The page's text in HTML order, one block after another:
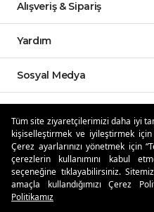
Tüm site ziyaretçilerimizi daha iyi
kişiselleştirmek ve iyileştirmek
Çerez ayarlarınızı yönetmek için
çerezlerin kullanımını kabul
seçeneğine tıklayabilirsiniz.
amaçla kullandığımızı Çerez
Politikamız
Alışveriş & Sipariş
Yardım
Sosyal Medya
Özdilekteyim'de Taksit
Güvenli Alışveriş